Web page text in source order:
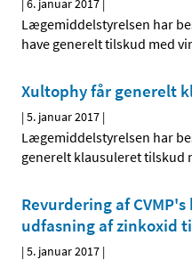
|6. januar 2017 |
Lægemiddelstyrelsen har
have generelt tilskud med
Xultophy får generelt
|5. januar 2017 |
Lægemiddelstyrelsen har
generelt klausuleret tilskud
Revurdering af
udfasning af zinkoxid
|5. januar 2017 |